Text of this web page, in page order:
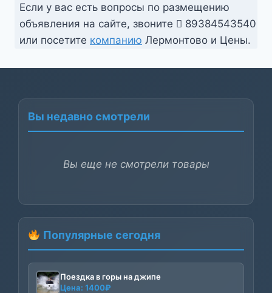
Если у вас есть вопросы по размещению
объявления на сайте, звоните
89384543540
или посетите компанию Лермонтово и Цены.
Вы недавно смотрели
Вы еще не смотрели товары
Популярные сегодня
Поездка в горы на джипе
Цена: 1400₽